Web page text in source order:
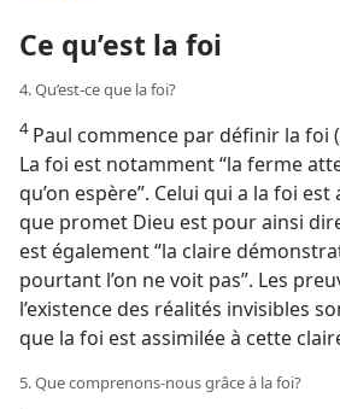
Ce qu’est la foi
4. Qu’est-​ce que la foi?
4Paul commence par définir la foi (
La foi est notamment “la ferme
qu’on espère”. Celui qui a la foi
que promet Dieu est pour ainsi
est également “la claire
pourtant l’on ne voit pas”. Les
l’existence des réalités invisibles
que la foi est assimilée à cette
5. Que comprenons-​nous grâce à la foi?